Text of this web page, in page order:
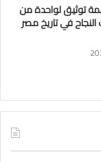
توثيق لواحدة من
في تاريخ مصر